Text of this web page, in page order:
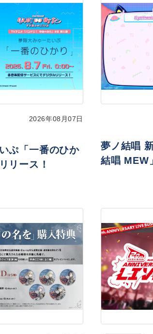
2026年08月07日
ぷ「一番のひか
リース！
夢ノ結唱
結唱 MEW